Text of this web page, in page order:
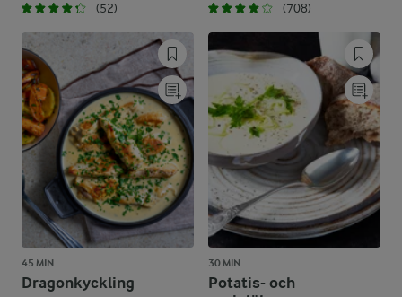
(52) (708)
45 MIN
Dragonkyckling
30 MIN
Potatis- och